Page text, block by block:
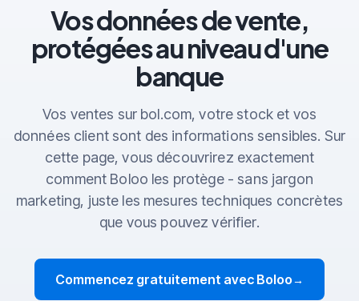
Vos données de vente,
protégées au niveau d'une
banque
Vos ventes sur bol.com, votre stock et vos
données client sont des informations sensibles. Sur
cette page, vous découvrirez exactement
comment Boloo les protège - sans jargon
marketing, juste les mesures techniques concrètes
que vous pouvez vérifier.
Commencez gratuitement avec Boloo→